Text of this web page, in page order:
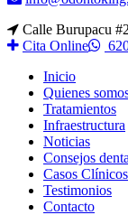
Calle Burupacu
Cita Online
Inicio
Quienes
Tratamientos
Infraestructura
Noticias
Consejos
Casos Clínicos
Testimonios
Contacto